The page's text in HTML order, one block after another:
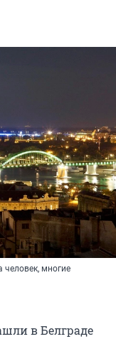
человек, многие
в Белграде